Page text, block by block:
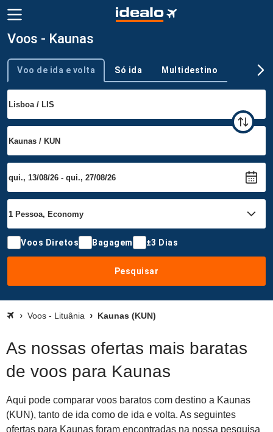
Voos - Kaunas
Tipo de viagem
Voo de ida e volta Só ida Multidestino
Voos Diretos Bagagem ±3 Dias
Pesquisar
Voos - Lituânia Kaunas (KUN)
As nossas ofertas mais baratas
de voos para Kaunas
Aqui pode comparar voos baratos com destino a Kaunas
(KUN), tanto de ida como de ida e volta. As seguintes
ofertas para Kaunas foram encontradas na nossa pesquisa